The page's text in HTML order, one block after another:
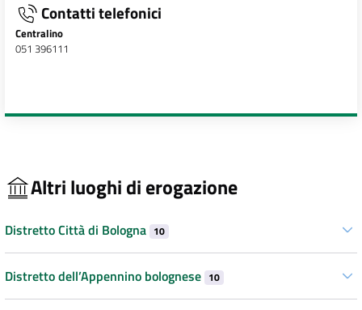
Contatti telefonici
Centralino
051 396111
Altri luoghi di erogazione
Distretto Città di Bologna 10
Distretto dell’Appennino bolognese 10